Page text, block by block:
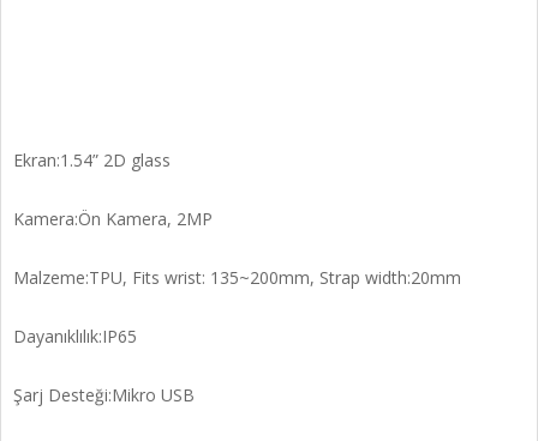
Ekran:1.54” 2D glass
Kamera:Ön Kamera, 2MP
Malzeme:TPU, Fits wrist: 135~200mm, Strap width:20mm
Dayanıklılık:IP65
Şarj Desteği:Mikro USB